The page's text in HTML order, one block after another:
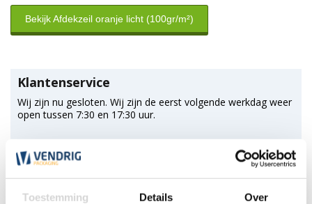
Toestemming Details Over
Bekijk Afdekzeil oranje licht (100gr/m²)
Klantenservice
Wij zijn nu gesloten. Wij zijn de eerst volgende werkdag weer
open tussen 7:30 en 17:30 uur.